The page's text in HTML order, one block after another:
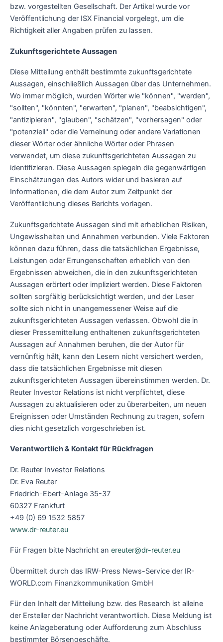
bzw. vorgestellten Gesellschaft. Der Artikel wurde vor
Veröffentlichung der ISX Financial vorgelegt, um die
Richtigkeit aller Angaben prüfen zu lassen.
Zukunftsgerichtete Aussagen
Diese Mitteilung enthält bestimmte zukunftsgerichtete
Aussagen, einschließlich Aussagen über das Unternehmen.
Wo immer möglich, wurden Wörter wie "können", "werden",
"sollten", "könnten", "erwarten", "planen", "beabsichtigen",
"antizipieren", "glauben", "schätzen", "vorhersagen" oder
"potenziell" oder die Verneinung oder andere Variationen
dieser Wörter oder ähnliche Wörter oder Phrasen
verwendet, um diese zukunftsgerichteten Aussagen zu
identifizieren. Diese Aussagen spiegeln die gegenwärtigen
Einschätzungen des Autors wider und basieren auf
Informationen, die dem Autor zum Zeitpunkt der
Veröffentlichung dieses Berichts vorlagen.
Zukunftsgerichtete Aussagen sind mit erheblichen Risiken,
Ungewissheiten und Annahmen verbunden. Viele Faktoren
können dazu führen, dass die tatsächlichen Ergebnisse,
Leistungen oder Errungenschaften erheblich von den
Ergebnissen abweichen, die in den zukunftsgerichteten
Aussagen erörtert oder impliziert werden. Diese Faktoren
sollten sorgfältig berücksichtigt werden, und der Leser
sollte sich nicht in unangemessener Weise auf die
zukunftsgerichteten Aussagen verlassen. Obwohl die in
dieser Pressemitteilung enthaltenen zukunftsgerichteten
Aussagen auf Annahmen beruhen, die der Autor für
vernünftig hält, kann den Lesern nicht versichert werden,
dass die tatsächlichen Ergebnisse mit diesen
zukunftsgerichteten Aussagen übereinstimmen werden. Dr.
Reuter Investor Relations ist nicht verpflichtet, diese
Aussagen zu aktualisieren oder zu überarbeiten, um neuen
Ereignissen oder Umständen Rechnung zu tragen, sofern
dies nicht gesetzlich vorgeschrieben ist.
Verantwortlich & Kontakt für Rückfragen
Dr. Reuter Investor Relations
Dr. Eva Reuter
Friedrich-Ebert-Anlage 35-37
60327 Frankfurt
+49 (0) 69 1532 5857
www.dr-reuter.eu
Für Fragen bitte Nachricht an ereuter@dr-reuter.eu
Übermittelt durch das IRW-Press News-Service der IR-
WORLD.com Finanzkommunikation GmbH
Für den Inhalt der Mitteilung bzw. des Research ist alleine
der Ersteller der Nachricht verantwortlich. Diese Meldung ist
keine Anlageberatung oder Aufforderung zum Abschluss
bestimmter Börsengeschäfte.